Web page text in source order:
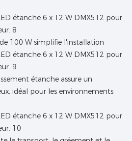
100 W simplifie l'installation
étanche assure un
idéal pour les environnements